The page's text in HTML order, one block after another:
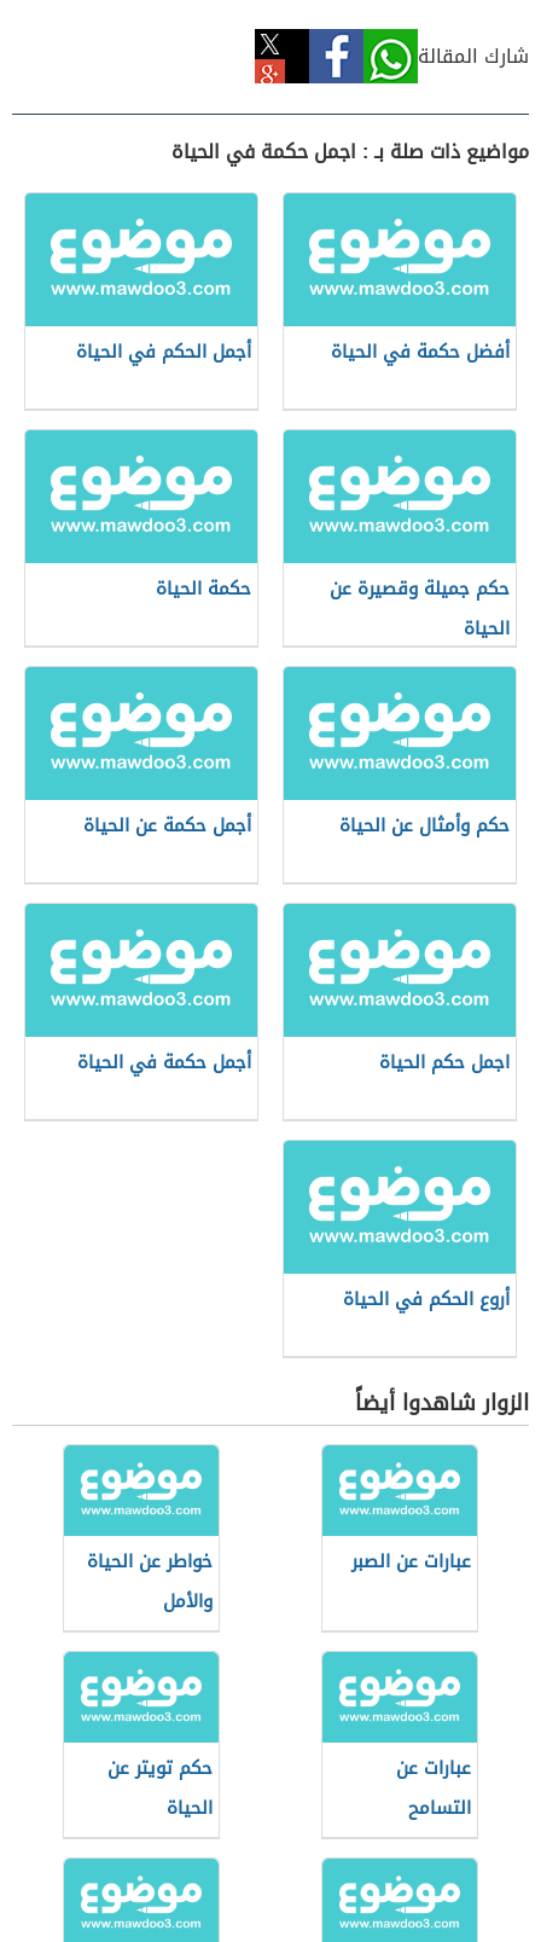
شارك المقالة
مواضيع ذات صلة بـ : اجمل حكمة في الحياة
أفضل حكمة في الحياة أجمل الحكم في الحياة
حكم جميلة وقصيرة عن
الحياة
حكمة الحياة
حكم وأمثال عن الحياة أجمل حكمة عن الحياة
اجمل حكم الحياة أجمل حكمة في الحياة
أروع الحكم في الحياة
الزوار شاهدوا أيضاً
عبارات عن الصبر
خواطر عن الحياة
والأمل
عبارات عن
التسامح
حكم تويتر عن
الحياة